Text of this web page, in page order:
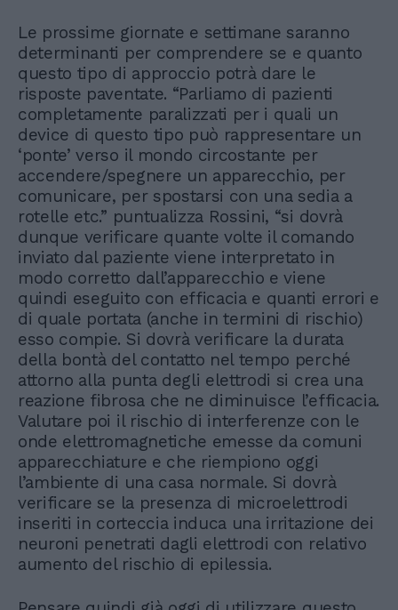
Le prossime giornate e settimane saranno
determinanti per comprendere se e quanto
questo tipo di approccio potrà dare le
risposte paventate. “Parliamo di pazienti
completamente paralizzati per i quali un
device di questo tipo può rappresentare un
‘ponte’ verso il mondo circostante per
accendere/spegnere un apparecchio, per
comunicare, per spostarsi con una sedia a
rotelle etc.” puntualizza Rossini, “si dovrà
dunque verificare quante volte il comando
inviato dal paziente viene interpretato in
modo corretto dall’apparecchio e viene
quindi eseguito con efficacia e quanti errori e
di quale portata (anche in termini di rischio)
esso compie. Si dovrà verificare la durata
della bontà del contatto nel tempo perché
attorno alla punta degli elettrodi si crea una
reazione fibrosa che ne diminuisce l’efficacia.
Valutare poi il rischio di interferenze con le
onde elettromagnetiche emesse da comuni
apparecchiature e che riempiono oggi
l’ambiente di una casa normale. Si dovrà
verificare se la presenza di microelettrodi
inseriti in corteccia induca una irritazione dei
neuroni penetrati dagli elettrodi con relativo
aumento del rischio di epilessia.